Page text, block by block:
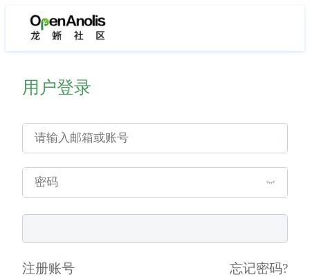
用户登录
注册账号 忘记密码?